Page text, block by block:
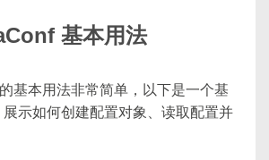
基本用法
的基本用法非常简单，以下是一个基
示如何创建配置对象、读取配置并